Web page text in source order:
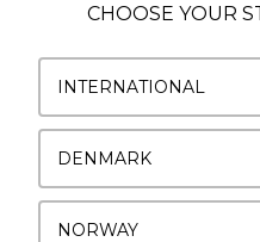
Fine Jewelry
Mere fra samme
CHOOSE YOUR
INTERNATIONAL
DENMARK
NORWAY